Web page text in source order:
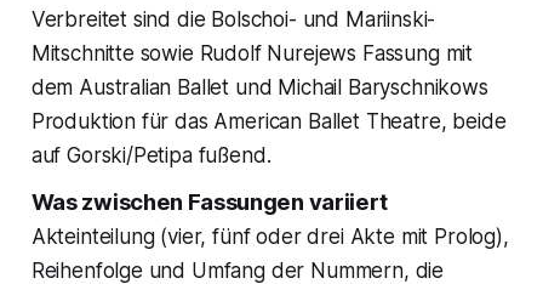
Verbreitet sind die Bolschoi- und Mariinski-
Mitschnitte sowie Rudolf Nurejews Fassung mit
dem Australian Ballet und Michail Baryschnikows
Produktion für das American Ballet Theatre, beide
auf Gorski/Petipa fußend.
Was zwischen Fassungen variiert
Akteinteilung (vier, fünf oder drei Akte mit Prolog),
Reihenfolge und Umfang der Nummern, die